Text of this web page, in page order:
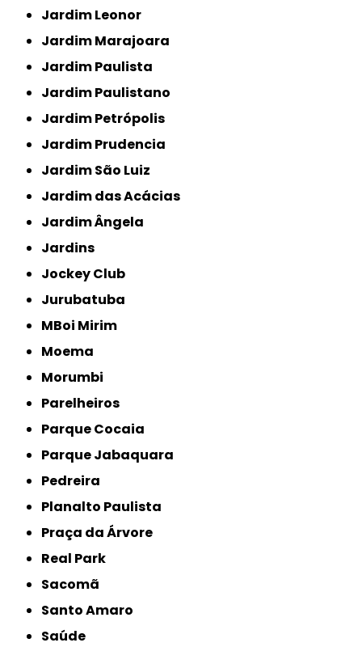
Jardim Leonor
Jardim Marajoara
Jardim Paulista
Jardim Paulistano
Jardim Petrópolis
Jardim Prudencia
Jardim São Luiz
Jardim das Acácias
Jardim Ângela
Jardins
Jockey Club
Jurubatuba
MBoi Mirim
Moema
Morumbi
Parelheiros
Parque Cocaia
Parque Jabaquara
Pedreira
Planalto Paulista
Praça da Árvore
Real Park
Sacomã
Santo Amaro
Saúde